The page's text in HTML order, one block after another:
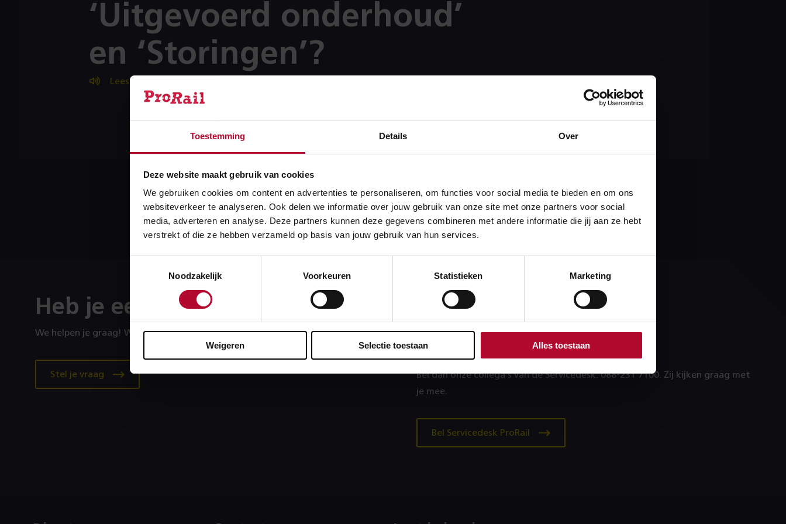
Toestemming Details Over
Deze website maakt gebruik van cookies
We gebruiken cookies om content en advertenties te personaliseren, om functies voor social media te bieden en om ons
websiteverkeer te analyseren. Ook delen we informatie over jouw gebruik van onze site met onze partners voor social
media, adverteren en analyse. Deze partners kunnen deze gegevens combineren met andere informatie die jij aan ze hebt
verstrekt of die ze hebben verzameld op basis van jouw gebruik van hun services.
Noodzakelijk
Voorkeuren Statistieken Marketing
Weigeren Selectie toestaan Alles toestaan
‘Uitgevoerd onderhoud’
en ‘Storingen’?
Lees voor
Deze tegels zijn alleen zichtbaar voor gebruikers die hiervoor geautoriseerd zijn. Meer
informatie over autorisaties is te vinden in ‘Toegang Railinformatie Portaal’ onder het
menu item ‘Support’.
Meer over: Railinformatie Portaal
Heb je een vraag?
We helpen je graag! We reageren op werkdagen binnen 24 uur.
Stel je vraag
Heb je een technisch
probleem?
Lukt inloggen niet of krijg je een foutmelding?
Bel dan onze collega’s van de Servicedesk: 088‑231 7100. Zij kijken graag met
je mee.
Bel Servicedesk ProRail